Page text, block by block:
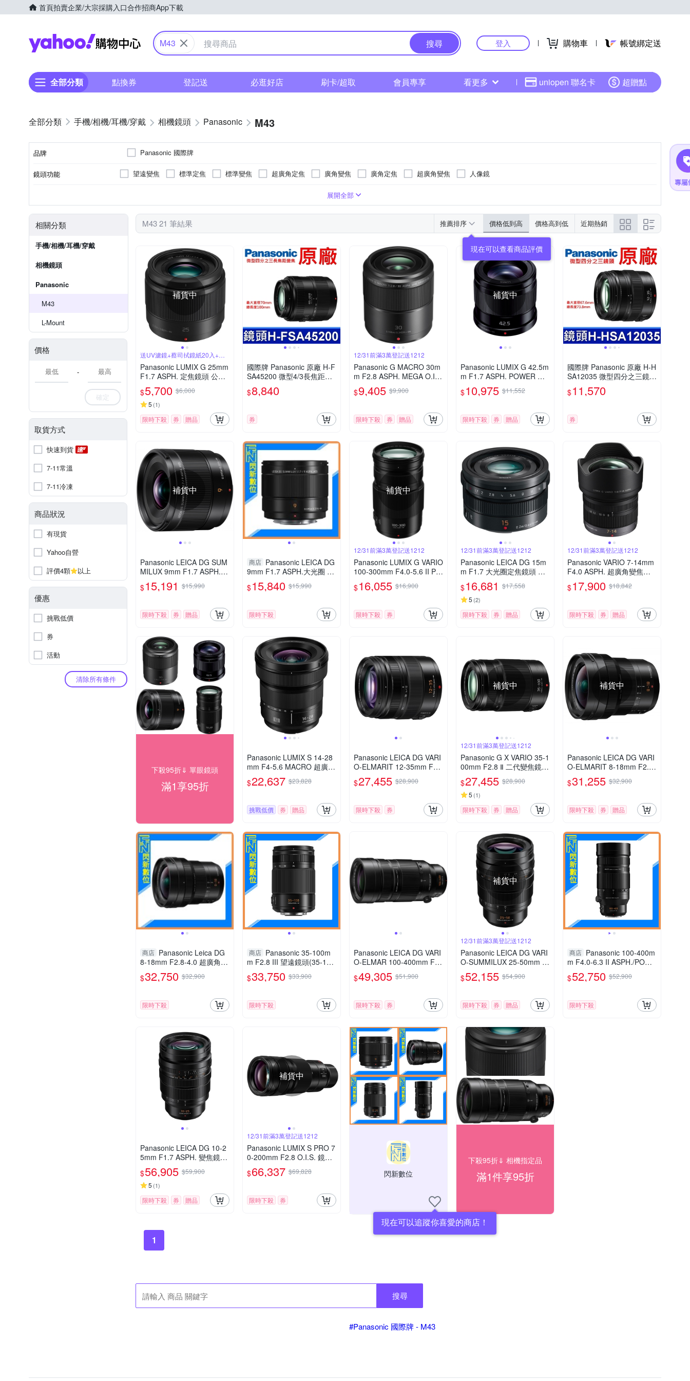
首頁拍賣企業/大宗採購入口合作招商App下載
Yahoo購物中心
M43 搜尋 登入 購物車 帳號綁定送
全部分類 點換券 登記送 必逛好店 刷卡/超取 會員專享 看更多 uniopen 聯名卡 超贈點
手機/相機/耳機/穿戴 相機鏡頭 Panasonic M43
品牌 Panasonic 國際牌
鏡頭功能 望遠變焦 標準定焦 標準變焦 超廣角定焦 廣角變焦 廣角定焦 超廣角變焦 人像鏡
展開全部
相關分類
手機/相機/耳機/穿戴
相機鏡頭
Panasonic
M43
L-Mount
價格
-
確定
取貨方式
快速到貨
7-11常溫
7-11冷凍
商品狀況
有現貨
Yahoo自營
評價4顆
以上
優惠
挑戰低價
券
活動
清除所有條件
M43 21 筆結果 推薦排序 價格低到高 價格高到低 近期熱銷
現在可以查看商品評價
補貨中
送UV濾鏡+蔡司拭鏡紙20入+吹
球拭筆組
Panasonic LUMIX G 25mm
F1.7 ASPH. 定焦鏡頭 公司
貨
$5,700 $6,000
5 (1)
限時下殺 券 贈品
國際牌 Panasonic 原廠 H-F
SA45200 微型4/3長焦距變
焦鏡頭 LUMIX G X VARIO
45-200mm 單眼鏡頭 相機
$8,840
券
12/31前滿3萬登記送1212
Panasonic G MACRO 30m
m F2.8 ASPH. MEGA O.I.
S.微距鏡頭 公司貨
$9,405 $9,900
限時下殺 券 贈品
補貨中
Panasonic LUMIX G 42.5m
m F1.7 ASPH. POWER O.I.
S. 大光圈 定焦鏡頭 公司貨
$10,975 $11,552
限時下殺 券 贈品
國際牌 Panasonic 原廠 H-H
SA12035 微型四分之三鏡頭
LUMIX G X VARIO 12-35m
m 相機
$11,570
券
補貨中
Panasonic LEICA DG SUM
MILUX 9mm F1.7 ASPH.
超廣角 定焦鏡頭 公司貨 H-
X09GC
$15,191 $15,990
限時下殺 券 贈品
商店 Panasonic LEICA DG
9mm F1.7 ASPH.大光圈 廣
角定焦 微距(公司貨)
$15,840 $15,990
限時下殺
補貨中
12/31前滿3萬登記送1212
Panasonic LUMIX G VARIO
100-300mm F4.0-5.6 II PO
WER O.I.S.二代變焦鏡頭 公
司貨
$16,055 $16,900
限時下殺 券
12/31前滿3萬登記送1212
Panasonic LEICA DG 15m
m F1.7 大光圈定焦鏡頭 公
司貨
$16,681 $17,558
5 (2)
限時下殺 券 贈品
12/31前滿3萬登記送1212
Panasonic VARIO 7-14mm
F4.0 ASPH. 超廣角變焦鏡
頭 公司貨
$17,900 $18,842
限時下殺 券 贈品
下殺95折⇓ 單眼鏡頭
滿1享95折
Panasonic LUMIX S 14-28
mm F4-5.6 MACRO 超廣角
變焦鏡頭 公司貨 S-R1428
$22,637 $23,828
挑戰低價 券 贈品
Panasonic LEICA DG VARI
O-ELMARIT 12-35mm F2.
8 ASPH.POWER O.I.S. 變
焦鏡頭 公司貨 H-ES12035
$27,455 $28,900
限時下殺 券
補貨中
12/31前滿3萬登記送1212
Panasonic G X VARIO 35-1
00mm F2.8 Ⅱ 二代變焦鏡頭
公司貨
$27,455 $28,900
5 (1)
限時下殺 券 贈品
補貨中
Panasonic LEICA DG VARI
O-ELMARIT 8-18mm F2.8-
4.0 ASPH. 廣角變焦鏡頭 公
司貨
$31,255 $32,900
限時下殺 券 贈品
商店 Panasonic Leica DG
8-18mm F2.8-4.0 超廣角變
焦鏡(8-18,公司貨)
$32,750 $32,900
限時下殺
商店 Panasonic 35-100m
m F2.8 III 望遠鏡頭(35-10
0,公司貨)H-ES35100GC
$33,750 $33,900
限時下殺
Panasonic LEICA DG VARI
O-ELMAR 100-400mm F4.
0-6.3 II ASPH.POWER O.I.
S. 超長焦變焦鏡頭 公司貨
$49,305 $51,900
限時下殺 券
補貨中
12/31前滿3萬登記送1212
Panasonic LEICA DG VARI
O-SUMMILUX 25-50mm F
1.7 ASPH. 望遠變焦鏡頭 公
司貨
$52,155 $54,900
限時下殺 券 贈品
商店 Panasonic 100-400m
m F4.0-6.3 II ASPH./POWE
R O.I.S.鏡頭(100-400 II,公
司貨)
$52,750 $52,900
限時下殺
Panasonic LEICA DG 10-2
5mm F1.7 ASPH. 變焦鏡頭
公司貨
$56,905 $59,900
5 (1)
限時下殺 券 贈品
補貨中
12/31前滿3萬登記送1212
Panasonic LUMIX S PRO 7
0-200mm F2.8 O.I.S. 鏡頭
公司貨
$66,337 $69,828
限時下殺 券
閃新數位
現在可以追蹤你喜愛的商店！
下殺95折⇓ 相機指定品
滿1件享95折
1
搜尋
#Panasonic 國際牌 - M43